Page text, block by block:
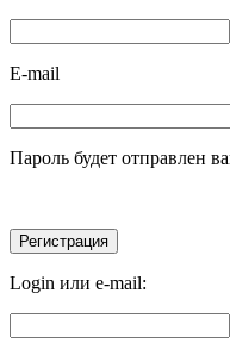
E-mail
Пароль будет отправлен
Login или e-mail: